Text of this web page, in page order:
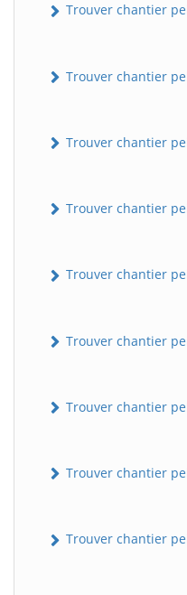
Trouver chantier
Trouver chantier
Trouver chantier
Trouver chantier
Trouver chantier
Trouver chantier
Trouver chantier
Trouver chantier
Trouver chantier